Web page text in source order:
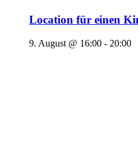
Location für einen
9. August @ 16:00 - 20:00